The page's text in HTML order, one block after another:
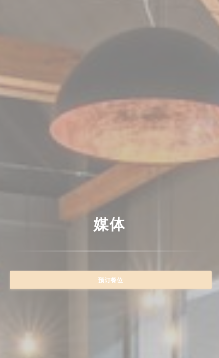
媒体
预订餐位